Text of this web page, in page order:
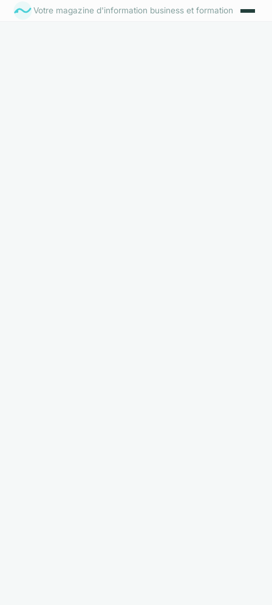
Votre magazine d'information business et formation